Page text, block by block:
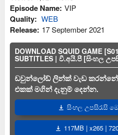
Episode Name: VIP
Quality: WEB
Release: 17 September 2021
DOWNLOAD SQUID GAME
SUBTITLES | වී.අයි.පී [සිංහල
ඩවුන්ලෝඩ් ලින්ක් වැඩ
එකක් මගින් දැනුම් දෙන්න.
සිංහල උපසිරැසි
117MB | x265 |